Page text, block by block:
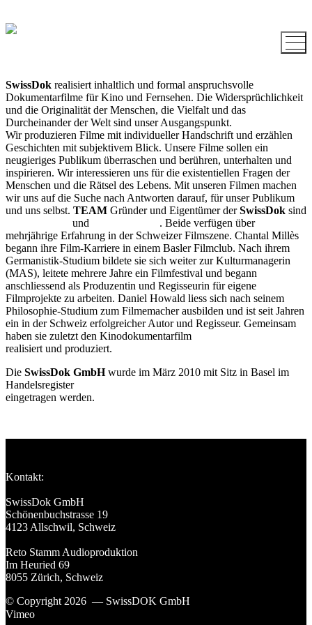
SwissDok realisiert inhaltlich und formal anspruchsvolle
Dokumentarfilme für Kino und Fernsehen. Die Widersprüchlichkeit
und die Originalität der Menschen, die Vielfalt und das
Durcheinander der Welt sind unser Ausgangspunkt.
Wir produzieren Filme mit individueller Handschrift und erzählen
Geschichten mit subjektivem Blick. Unsere Filme sollen ein
neugieriges Publikum überraschen und berühren, unterhalten und
inspirieren. Wir interessieren uns für die existentiellen Fragen der
Menschen und die Rätsel des Lebens. Mit unseren Filmen machen
wir uns auf die Suche nach Antworten darauf, für unser Publikum
und uns selbst. TEAM Gründer und Eigentümer derSwissDok sind
und
. Beide verfügen über
mehrjährige Erfahrung in der Schweizer Filmszene. Chantal Millès
begann ihre Film-Karriere in einem Basler Filmclub. Nach ihrem
Germanistik-Studium bildete sie sich weiter zur Kulturmanagerin
(MAS), leitete mehrere Jahre ein Filmfestival und begann
anschliessend als Produzentin und Regisseurin für eigene
Filmprojekte zu arbeiten. Daniel Howald liess sich nach seinem
Philosophie-Studium zum Filmemacher ausbilden und ist seit Jahren
ein in der Schweiz erfolgreicher Autor und Regisseur. Gemeinsam
haben sie zuletzt den Kinodokumentarfilm
realisiert und produziert.
Die SwissDok GmbHwurde im März 2010 mit Sitz in Basel im
Handelsregister
eingetragen werden.
Kontakt:
SwissDok GmbH
Schönenbuchstrasse 19
4123 Allschwil, Schweiz
Reto Stamm Audioproduktion
Im Heuried 69
8055 Zürich, Schweiz
© Copyright 2026 — SwissDOK GmbH
Vimeo